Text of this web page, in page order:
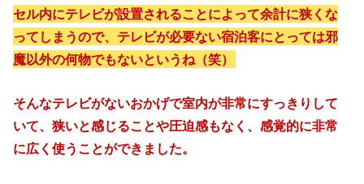
セル内にテレビが設置されることによって余計に狭くな
ってしまうので、テレビが必要ない宿泊客にとっては邪
魔以外の何物でもないというね（笑）
そんなテレビがないおかげで室内が非常にすっきりして
いて、狭いと感じることや圧迫感もなく、感覚的に非常
に広く使うことができました。